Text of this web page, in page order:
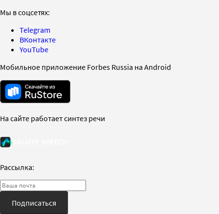
Мы в соцсетях:
Telegram
ВКонтакте
YouTube
Мобильное приложение Forbes Russia на Android
На сайте работает синтез речи
Рассылка:
Подписаться